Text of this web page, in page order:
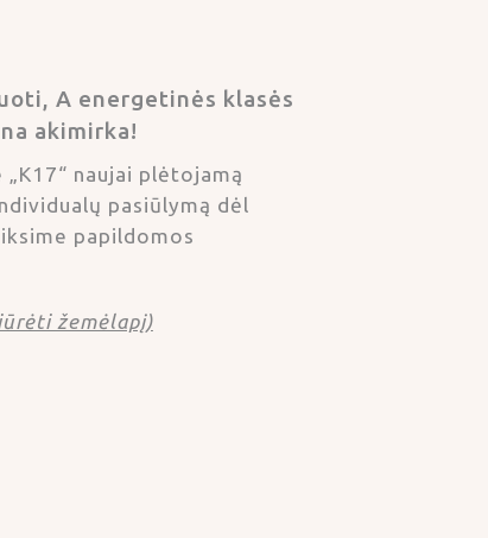
A energetinės klasės
akimirka!
naujai plėtojamą
pasiūlymą dėl
papildomos
žemėlapį)